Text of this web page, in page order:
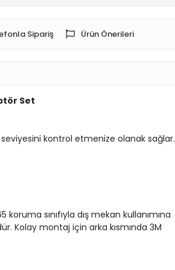
Sipariş Ürün Önerileri
Set
seviyesini kontrol etmenize olanak sağlar.
sınıfıyla dış mekan kullanımına
Kolay montaj için arka kısmında 3M